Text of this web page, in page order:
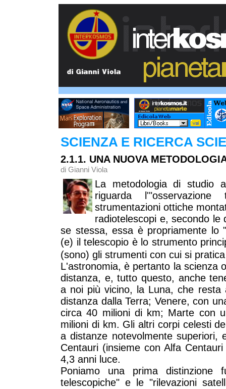
SCIENZA E RICERCA
2.1.1. UNA NUOVA
di Gianni Viola
La metodologia di studio
riguarda l'"osservazione
strumentazioni ottiche
radiotelescopi e, secondo le
se stessa, essa è propriamente lo
(e) il telescopio è lo strumento
(sono) gli strumenti con cui si
L'astronomia, è pertanto la scienza
distanza, e, tutto questo, anche
a noi più vicino, la Luna, che
distanza dalla Terra; Venere, con
circa 40 milioni di km; Marte con
milioni di km. Gli altri corpi celesti
a distanze notevolmente superiori,
Centauri (insieme con Alfa
4,3 anni luce.
Poniamo una prima distinzione
telescopiche" e le "rilevazioni